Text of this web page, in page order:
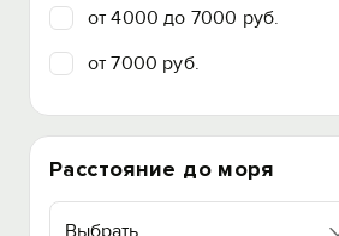
от 4000 до 7000 руб.
от 7000 руб.
Расстояние до моря
Выбрать